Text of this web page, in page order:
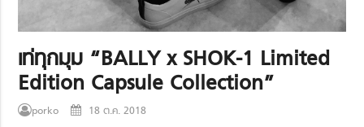
เท่ทุกมุม “BALLY x SHOK-1 Limited
Edition Capsule Collection”
porko 18 ต.ค. 2018